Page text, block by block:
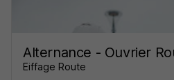
Alternance - Ouvrier
Eiffage Route